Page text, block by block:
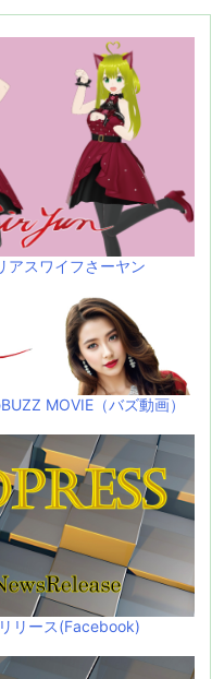
アスワイフさーヤン
MOVIE（バズ動画）
リース(Facebook)